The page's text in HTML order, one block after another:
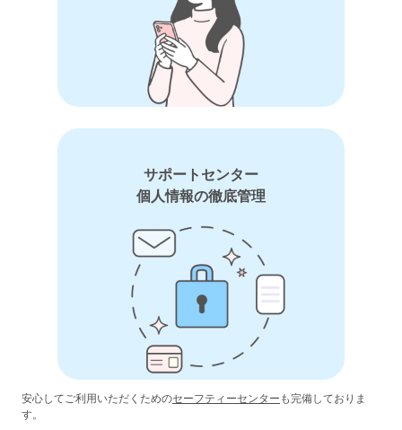
サポートセンター
個人情報の徹底管理
安心してご利用いただくためのセーフティーセンター も完備しておりま
す。